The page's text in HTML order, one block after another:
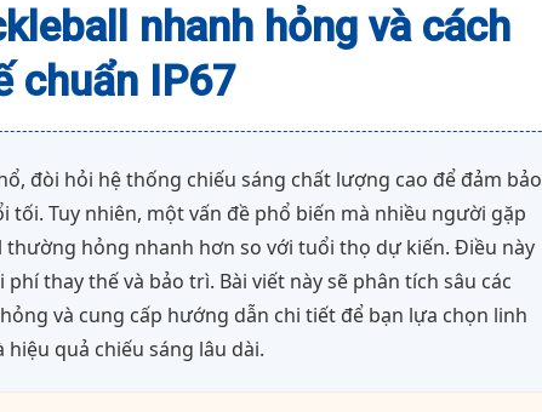
nhanh hỏng và cách
chuẩn IP67
đòi hỏi hệ thống chiếu sáng chất lượng cao để đảm bảo
Tuy nhiên, một vấn đề phổ biến mà nhiều người gặp
thường hỏng nhanh hơn so với tuổi thọ dự kiến. Điều này
thay thế và bảo trì. Bài viết này sẽ phân tích sâu các
và cung cấp hướng dẫn chi tiết để bạn lựa chọn linh
quả chiếu sáng lâu dài.